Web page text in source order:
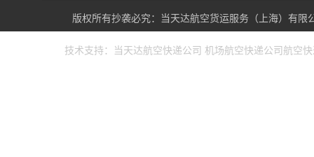
版权所有抄袭必究：当天达航空货运服务（上海）有限
技术支持： 当天达航空快递公司 机场航空快递公司 航空